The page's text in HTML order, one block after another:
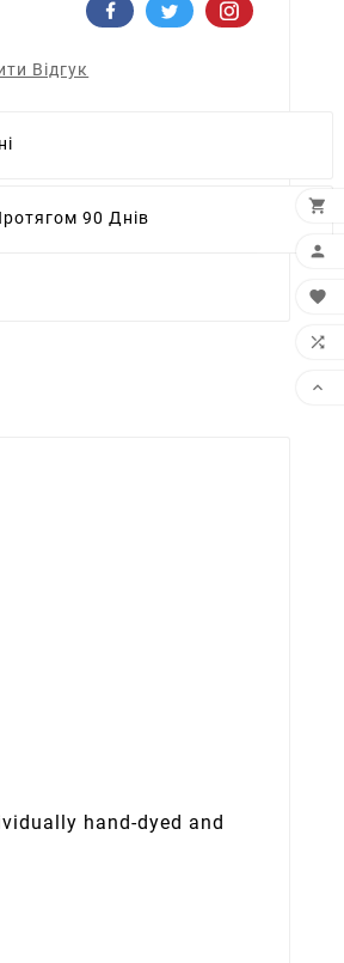
Відгук
90 Днів
hand-dyed and




